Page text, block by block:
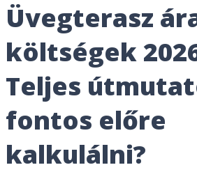
Üvegterasz
költségek
Teljes
fontos előre
kalkulálni?